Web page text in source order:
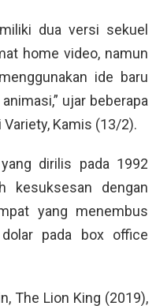
dua versi sekuel
home video, namun
ide baru
ujar beberapa
Kamis (13/2).
dirilis pada 1992
kesuksesan dengan
yang menembus
pada box office
The Lion King (2019),